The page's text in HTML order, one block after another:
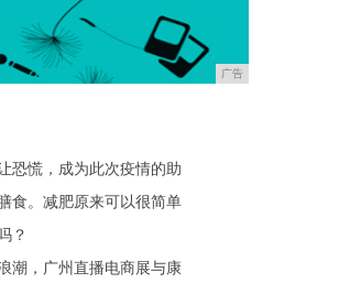
广告
恐慌，成为此次疫情的助
食。减肥原来可以很简单
？
潮，广州直播电商展与康